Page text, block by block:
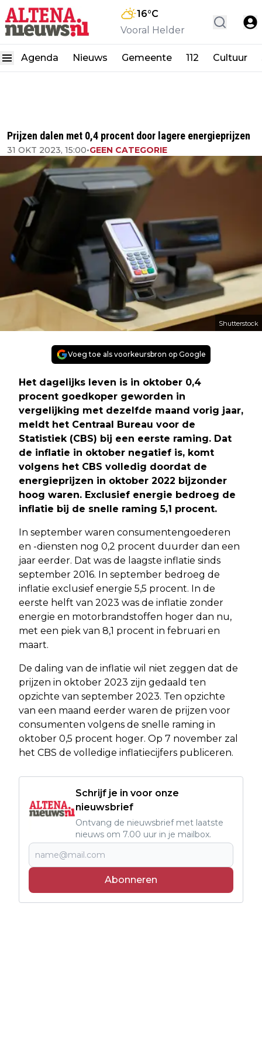
16°C
Vooral Helder
Agenda Nieuws Gemeente 112 Cultuur
Prijzen dalen met 0,4 procent door lagere energieprijzen
31 OKT 2023, 15:00•GEEN CATEGORIE
Shutterstock
Voeg toe als voorkeursbron op Google
Het dagelijks leven is in oktober 0,4
procent goedkoper geworden in
vergelijking met dezelfde maand vorig jaar,
meldt het Centraal Bureau voor de
Statistiek (CBS) bij een eerste raming. Dat
de inflatie in oktober negatief is, komt
volgens het CBS volledig doordat de
energieprijzen in oktober 2022 bijzonder
hoog waren. Exclusief energie bedroeg de
inflatie bij de snelle raming 5,1 procent.
In september waren consumentengoederen
en -diensten nog 0,2 procent duurder dan een
jaar eerder. Dat was de laagste inflatie sinds
september 2016. In september bedroeg de
inflatie exclusief energie 5,5 procent. In de
eerste helft van 2023 was de inflatie zonder
energie en motorbrandstoffen hoger dan nu,
met een piek van 8,1 procent in februari en
maart.
De daling van de inflatie wil niet zeggen dat de
prijzen in oktober 2023 zijn gedaald ten
opzichte van september 2023. Ten opzichte
van een maand eerder waren de prijzen voor
consumenten volgens de snelle raming in
oktober 0,5 procent hoger. Op 7 november zal
het CBS de volledige inflatiecijfers publiceren.
Schrijf je in voor onze
nieuwsbrief
Ontvang de nieuwsbrief met laatste
nieuws om 7.00 uur in je mailbox.
Abonneren